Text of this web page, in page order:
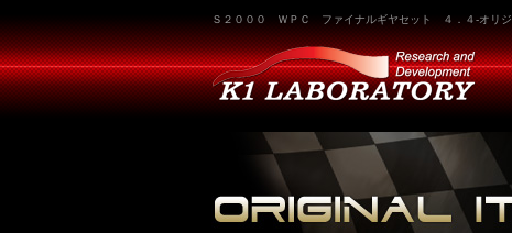
Ｓ２０００ ＷＰＣ ファイナルギヤセット ４．４-オリジ